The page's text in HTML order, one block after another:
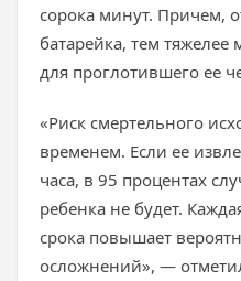
сорока минут. Причем,
батарейка, тем тяжелее
для проглотившего ее
«Риск смертельного
временем. Если ее
часа, в 95 процентах
ребенка не будет.
срока повышает
осложнений», —